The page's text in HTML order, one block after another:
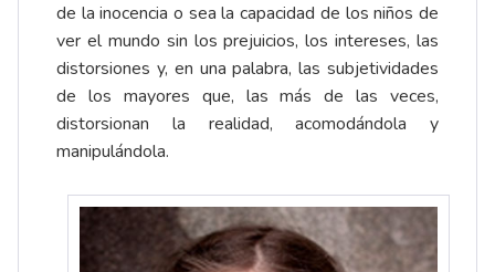
de la inocencia o sea la capacidad de los niños de
ver el mundo sin los prejuicios, los intereses, las
distorsiones y, en una palabra, las subjetividades
de los mayores que, las más de las veces,
distorsionan la realidad, acomodándola y
manipulándola.